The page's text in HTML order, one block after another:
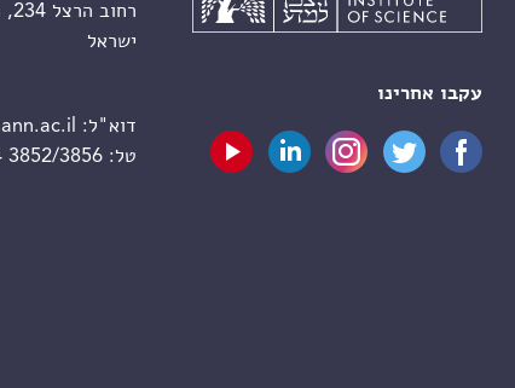
עקבו אחרינו
רחוב הרצל 234, רחובות 7610001
ישראל
דוא"ל:
טל:3852/3856